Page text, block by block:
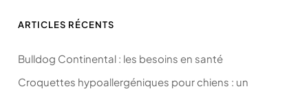
ARTICLES RÉCENTS
Bulldog Continental : les besoins en santé
Croquettes hypoallergéniques pour chiens : un